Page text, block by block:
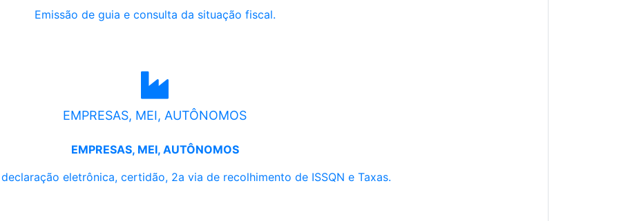
Emissão de guia e consulta da situação fiscal.
EMPRESAS, MEI, AUTÔNOMOS
EMPRESAS, MEI, AUTÔNOMOS
eletrônica, certidão, 2a via de recolhimento de ISSQN e Taxas.